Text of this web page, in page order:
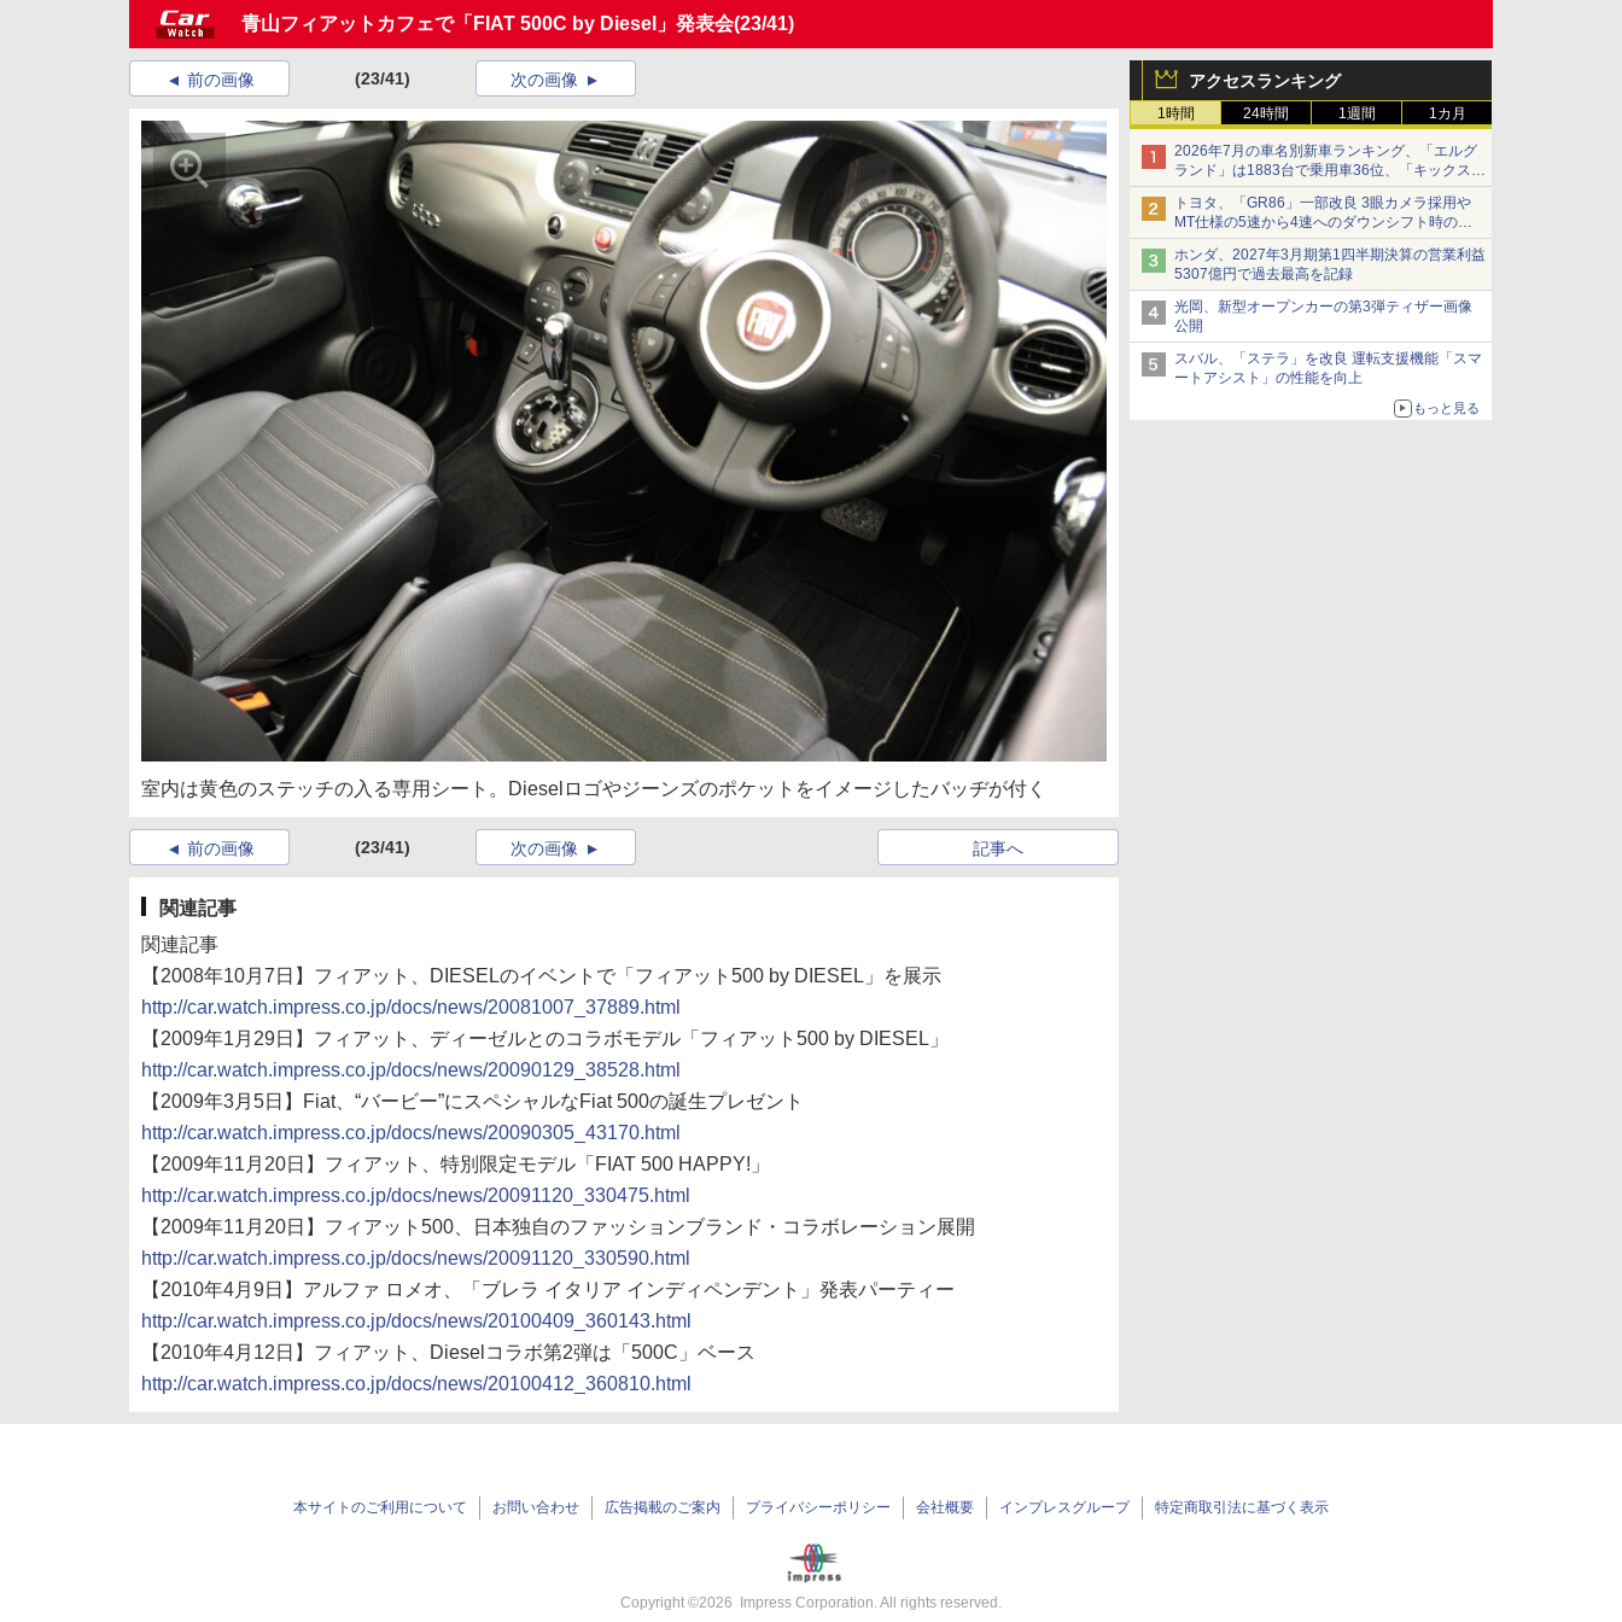
青山フィアットカフェで「FIAT 500C by Diesel」発表会(23/41)
アクセスランキング
1時間 24時間 1週間 1カ月
2026年7月の車名別新車ランキング、「エルグ
ランド」は1883台で乗用車36位、「キックス」
は2591台で27位に
トヨタ、「GR86」一部改良 3眼カメラ採用や
MT仕様の5速から4速へのダウンシフト時の操
作性向上など
ホンダ、2027年3月期第1四半期決算の営業利益
5307億円で過去最高を記録
光岡、新型オープンカーの第3弾ティザー画像
公開
スバル、「ステラ」を改良 運転支援機能「スマ
ートアシスト」の性能を向上
もっと見る
前の画像 (23/41) 次の画像
室内は黄色のステッチの入る専用シート。Dieselロゴやジーンズのポケットをイメージしたバッヂが付く
前の画像 (23/41) 記事へ
次の画像
関連記事
関連記事
【2008年10月7日】フィアット、DIESELのイベントで「フィアット500 by DIESEL」を展示
http://car.watch.impress.co.jp/docs/news/20081007_37889.html
【2009年1月29日】フィアット、ディーゼルとのコラボモデル「フィアット500 by DIESEL」
http://car.watch.impress.co.jp/docs/news/20090129_38528.html
【2009年3月5日】Fiat、“バービー”にスペシャルなFiat 500の誕生プレゼント
http://car.watch.impress.co.jp/docs/news/20090305_43170.html
【2009年11月20日】フィアット、特別限定モデル「FIAT 500 HAPPY!」
http://car.watch.impress.co.jp/docs/news/20091120_330475.html
【2009年11月20日】フィアット500、日本独自のファッションブランド・コラボレーション展開
http://car.watch.impress.co.jp/docs/news/20091120_330590.html
【2010年4月9日】アルファ ロメオ、「ブレラ イタリア インディペンデント」発表パーティー
http://car.watch.impress.co.jp/docs/news/20100409_360143.html
【2010年4月12日】フィアット、Dieselコラボ第2弾は「500C」ベース
http://car.watch.impress.co.jp/docs/news/20100412_360810.html
本サイトのご利用について お問い合わせ 広告掲載のご案内 プライバシーポリシー 会社概要 インプレスグループ 特定商取引法に基づく表示
Copyright ©2026 Impress Corporation. All rights reserved.